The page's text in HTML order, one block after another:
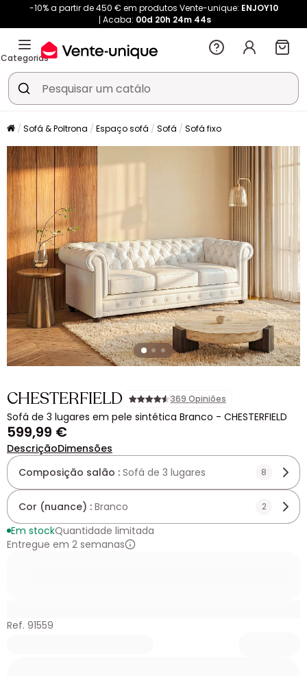
-10% a partir de 450 € em produtos Vente-unique: ENJOY10
Acaba: 00d 20h 24m 43s
Categorias
Sofá & Poltrona Espaço sofá Sofá Sofá fixo
CHESTERFIELD 369 Opiniões
Sofá de 3 lugares em pele sintética Branco - CHESTERFIELD
599,99 €
DescriçãoDimensões
Composição salão : Sofá de 3 lugares 8
Cor (nuance) : Branco 2
Em stockQuantidade limitada
Entregue em 2 semanas
Ref. 91559